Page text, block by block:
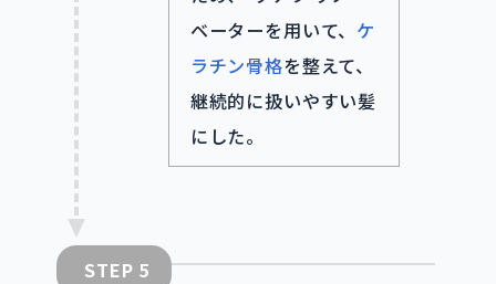
ベーターを用いて、 ケ
ラチン骨格を整えて、
継続的に扱いやすい髪
にした。
STEP